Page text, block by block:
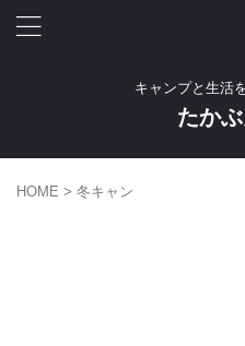
キャンプと生活
たか
HOME > 冬キャン